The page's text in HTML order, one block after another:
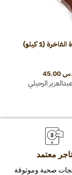
(1 كيلو)
45.00
عبدالعزيز الرحيلي
تاجر معتمد
صحية وموثوقة